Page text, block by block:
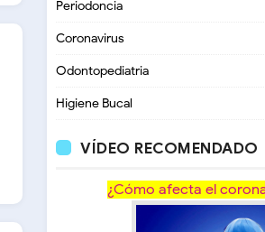
Periodoncia
Coronavirus
Odontopediatria
Higiene Bucal
VÍDEO RECOMENDADO
¿Cómo afecta el